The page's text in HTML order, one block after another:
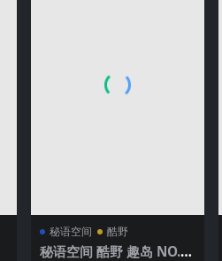
秘语空间 酷野
秘语空间 酷野 趣岛 NO.0